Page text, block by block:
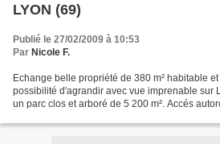
LYON (69)
Publié le 27/02/2009 à 10:53
Par Nicole F.
Echange belle propriété de 380 m² habitable et
possibilité d'agrandir avec vue imprenable sur
un parc clos et arboré de 5 200 m². Accés